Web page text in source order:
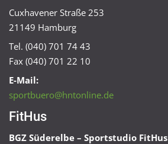
Cuxhavener Straße 253
21149 Hamburg
Tel. (040) 701 74 43
Fax (040) 701 22 10
E-Mail:
sportbuero@hntonline.de
FitHus
BGZ Süderelbe – Sportstudio FitHus